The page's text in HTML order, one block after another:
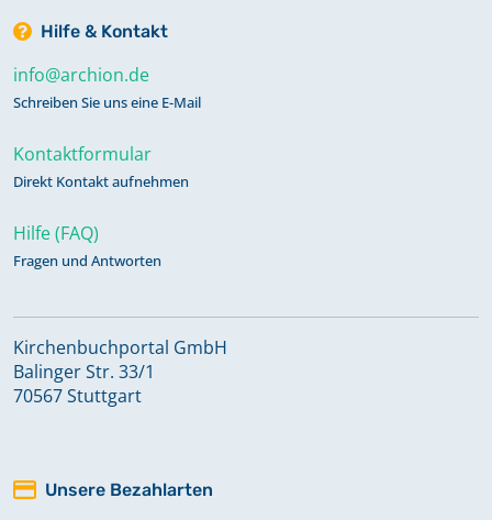
Hilfe & Kontakt
info@archion.de
Schreiben Sie uns eine E-Mail
Kontaktformular
Direkt Kontakt aufnehmen
Hilfe (FAQ)
Fragen und Antworten
Kirchenbuchportal GmbH
Balinger Str. 33/1
70567 Stuttgart
Unsere Bezahlarten